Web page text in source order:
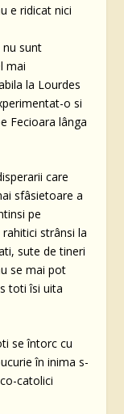
e ridicat nici
sunt
mai
la Lourdes
o si
Fecioara lânga
care
sfâsietoare a
pe
strânsi la
sute de tineri
se mai pot
toti îsi uita
se întorc cu
în inima s-
catolici